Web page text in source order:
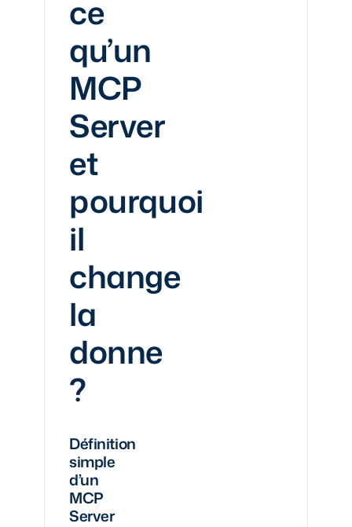
ce
qu’un
MCP
Server
et
pourquoi
il
change
la
donne
?
Définition
simple
d’un
MCP
Server